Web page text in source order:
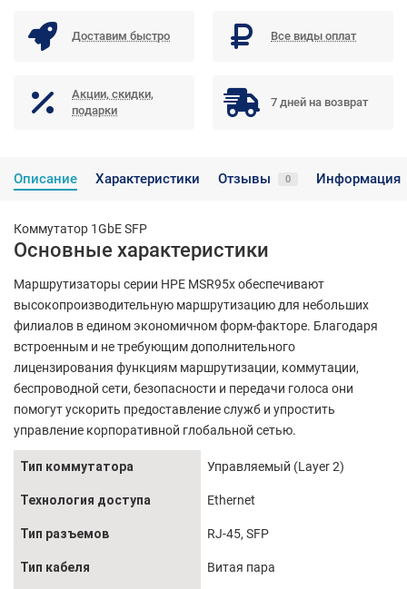
Доставим быстро Все виды оплат
Акции, скидки,
подарки
7 дней на возврат
Описание Характеристики Отзывы 0 Информация
Коммутатор 1GbE SFP
Основные характеристики
Маршрутизаторы серии HPE MSR95x обеспечивают
высокопроизводительную маршрутизацию для небольших
филиалов в едином экономичном форм-факторе. Благодаря
встроенным и не требующим дополнительного
лицензирования функциям маршрутизации, коммутации,
беспроводной сети, безопасности и передачи голоса они
помогут ускорить предоставление служб и упростить
управление корпоративной глобальной сетью.
Тип коммутатора Управляемый (Layer 2)
Технология доступа Ethernet
Тип разъемов RJ-45, SFP
Тип кабеля Витая пара